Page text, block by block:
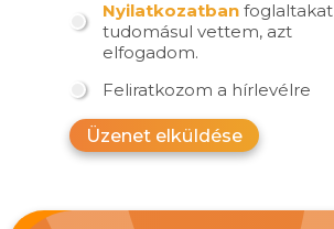
Nyilatkozatban foglaltakat
tudomásul vettem, azt
elfogadom.
Feliratkozom a hírlevélre
Üzenet elküldése